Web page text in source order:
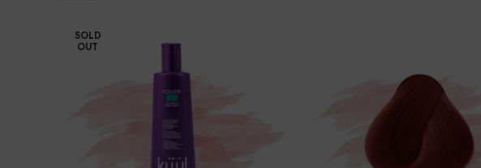
SOLD
OUT